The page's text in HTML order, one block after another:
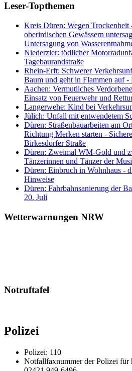
Leser-Topthemen
Kreis Düren: Wegen Trockenheit
oberirdischen Gewässern
Untersagung von
Niederzier: tödlicher
Tagebaurandstraße
Rhein-Erft: Schwerer
Baum und geht in Flammen auf -
Aachen: Vermutliches
Einsatz von Feuerwehr und
Langerwehe: Kind bei
Jülich: Unfall mit entwendetem
Düren: Straßenbauarbeiten am
Richtung Merken starten -
Birkesdorfer Straße
Düren: Zweimal WM-Gold und
Tänzerinnen und Tänzer der
Düren: Einbruch in Wohnhaus -
Hinweise
Düren: Fahrbahnsanierung der
20. Juli
Wetterwarnungen NRW
Notruftafel
Polizei
Polizei: 110
Notfallfaxnummer der Polizei für